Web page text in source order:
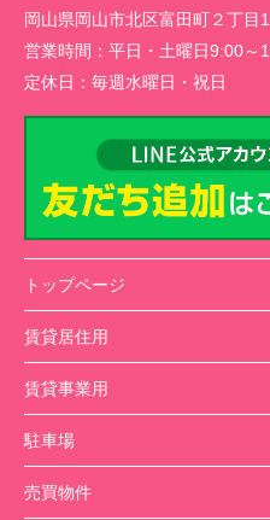
岡山県岡山市北区富田町２丁目
営業時間： 平日・土曜日9:00～
定休日： 毎週水曜日・祝日
トップページ
賃貸居住用
賃貸事業用
駐車場
売買物件